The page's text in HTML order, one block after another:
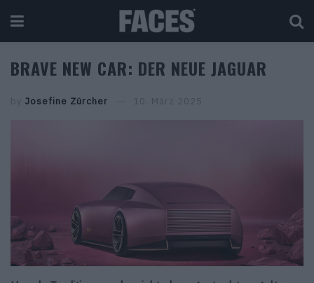
BRAVE NEW CAR: DER NEUE JAGUAR
by Josefine Zürcher 10. März 2025